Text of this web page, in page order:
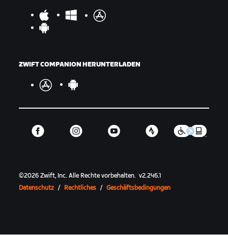
ZWIFT COMPANION HERUNTERLADEN
©2026 Zwift, Inc.Alle Rechte vorbehalten. v2.246.1
Datenschutz / Rechtliches / Geschäftsbedingungen